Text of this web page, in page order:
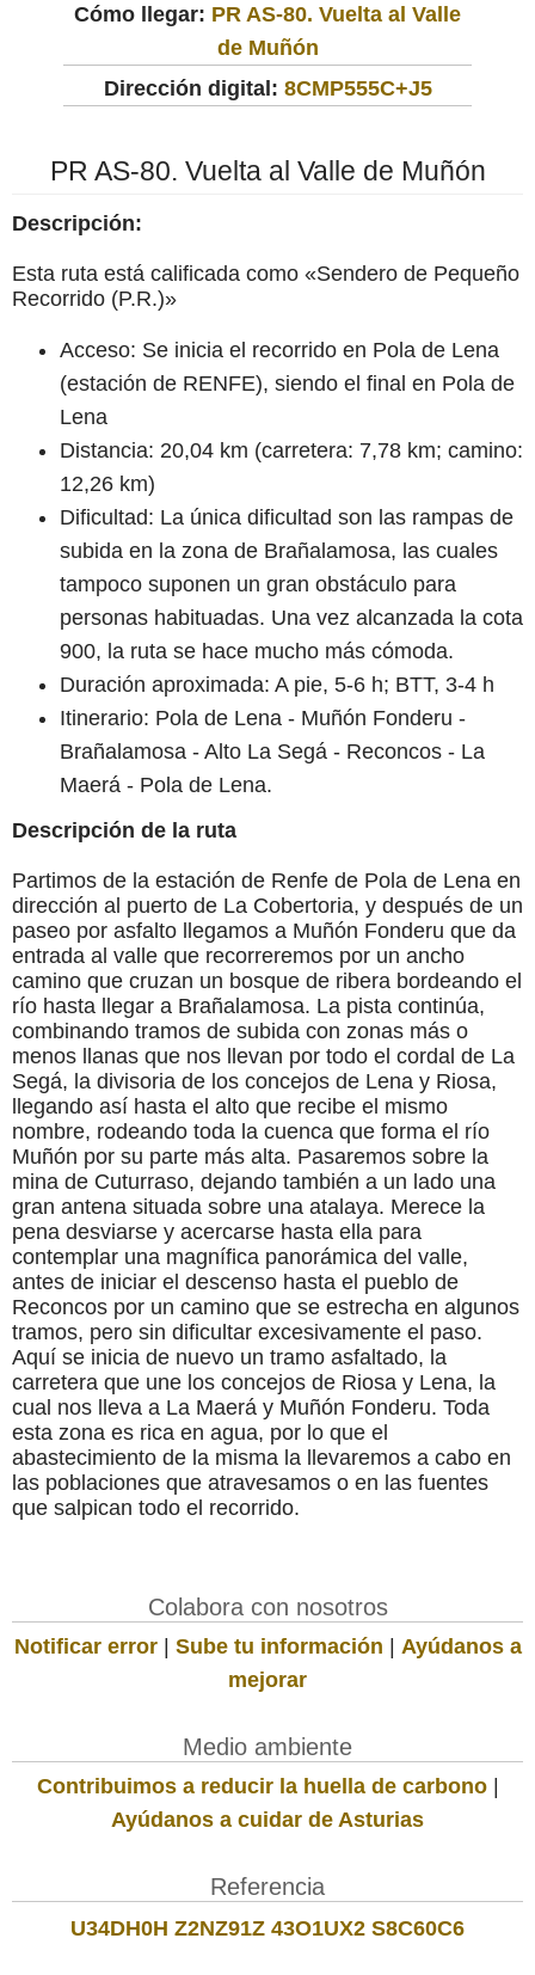
Cómo llegar: PR AS-80. Vuelta al Valle
de Muñón
Dirección digital: 8CMP555C+J5
PR AS-80. Vuelta al Valle de Muñón
Descripción:
Esta ruta está calificada como «Sendero de Pequeño
Recorrido (P.R.)»
Acceso: Se inicia el recorrido en Pola de Lena
(estación de RENFE), siendo el final en Pola de
Lena
Distancia: 20,04 km (carretera: 7,78 km; camino:
12,26 km)
Dificultad: La única dificultad son las rampas de
subida en la zona de Brañalamosa, las cuales
tampoco suponen un gran obstáculo para
personas habituadas. Una vez alcanzada la cota
900, la ruta se hace mucho más cómoda.
Duración aproximada: A pie, 5-6 h; BTT, 3-4 h
Itinerario: Pola de Lena - Muñón Fonderu -
Brañalamosa - Alto La Segá - Reconcos - La
Maerá - Pola de Lena.
Descripción de la ruta
Partimos de la estación de Renfe de Pola de Lena en
dirección al puerto de La Cobertoria, y después de un
paseo por asfalto llegamos a Muñón Fonderu que da
entrada al valle que recorreremos por un ancho
camino que cruzan un bosque de ribera bordeando el
río hasta llegar a Brañalamosa. La pista continúa,
combinando tramos de subida con zonas más o
menos llanas que nos llevan por todo el cordal de La
Segá, la divisoria de los concejos de Lena y Riosa,
llegando así hasta el alto que recibe el mismo
nombre, rodeando toda la cuenca que forma el río
Muñón por su parte más alta. Pasaremos sobre la
mina de Cuturraso, dejando también a un lado una
gran antena situada sobre una atalaya. Merece la
pena desviarse y acercarse hasta ella para
contemplar una magnífica panorámica del valle,
antes de iniciar el descenso hasta el pueblo de
Reconcos por un camino que se estrecha en algunos
tramos, pero sin dificultar excesivamente el paso.
Aquí se inicia de nuevo un tramo asfaltado, la
carretera que une los concejos de Riosa y Lena, la
cual nos lleva a La Maerá y Muñón Fonderu. Toda
esta zona es rica en agua, por lo que el
abastecimiento de la misma la llevaremos a cabo en
las poblaciones que atravesamos o en las fuentes
que salpican todo el recorrido.
Colabora con nosotros
Notificar error| Sube tu información | Ayúdanos a
mejorar
Medio ambiente
Contribuimos a reducir la huella de carbono|
Ayúdanos a cuidar de Asturias
Referencia
U34DH0H Z2NZ91Z 43O1UX2 S8C60C6